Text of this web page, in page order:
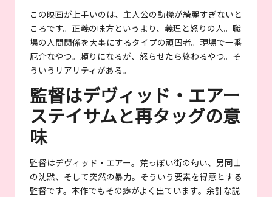
この映画が上手いのは、主人公の動機が綺麗すぎないと
ころです。正義の味方というより、義理と怒りの人。職
場の人間関係を大事にするタイプの頑固者。現場で一番
厄介なやつ。頼りになるが、怒らせたら終わるやつ。そ
ういうリアリティがある。
監督はデヴィッド・エアー
ステイサムと再タッグの意
味
監督はデヴィッド・エアー。荒っぽい街の匂い、男同士
の沈黙、そして突然の暴力。そういう要素を得意とする
監督です。本作でもその癖がよく出ています。余計な説